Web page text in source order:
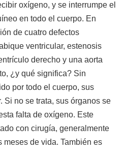
oxígeno, y se interrumpe el
en todo el cuerpo. En
de cuatro defectos
ventricular, estenosis
derecho y una aorta
¿y qué significa? Sin
por todo el cuerpo, sus
Si no se trata, sus órganos se
falta de oxígeno. Este
con cirugía, generalmente
meses de vida. También es